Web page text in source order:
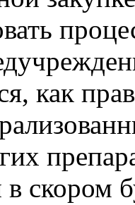
как
в скором